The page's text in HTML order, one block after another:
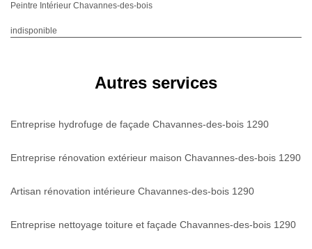
Peintre Intérieur Chavannes-des-bois
indisponible
Autres services
Entreprise hydrofuge de façade Chavannes-des-bois 1290
Entreprise rénovation extérieur maison Chavannes-des-bois 1290
Artisan rénovation intérieure Chavannes-des-bois 1290
Entreprise nettoyage toiture et façade Chavannes-des-bois 1290